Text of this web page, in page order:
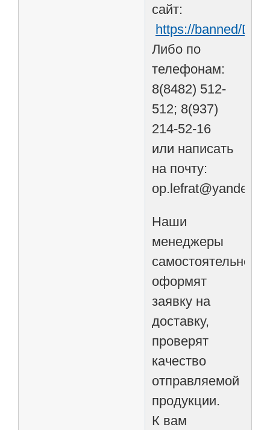
сайт:
https://banned/
Либо по
телефонам:
8(8482) 512-
512; 8(937)
214-52-16
или написать
на почту:
Наши
менеджеры
самостоятельно
оформят
заявку на
доставку,
проверят
качество
отправляемой
продукции.
К вам